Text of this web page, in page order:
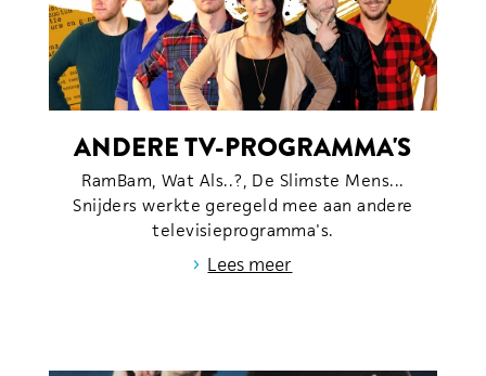
ANDERE TV-PROGRAMMA'S
RamBam, Wat Als..?, De Slimste Mens...
Snijders werkte geregeld mee aan andere
televisieprogramma's.
› Lees meer